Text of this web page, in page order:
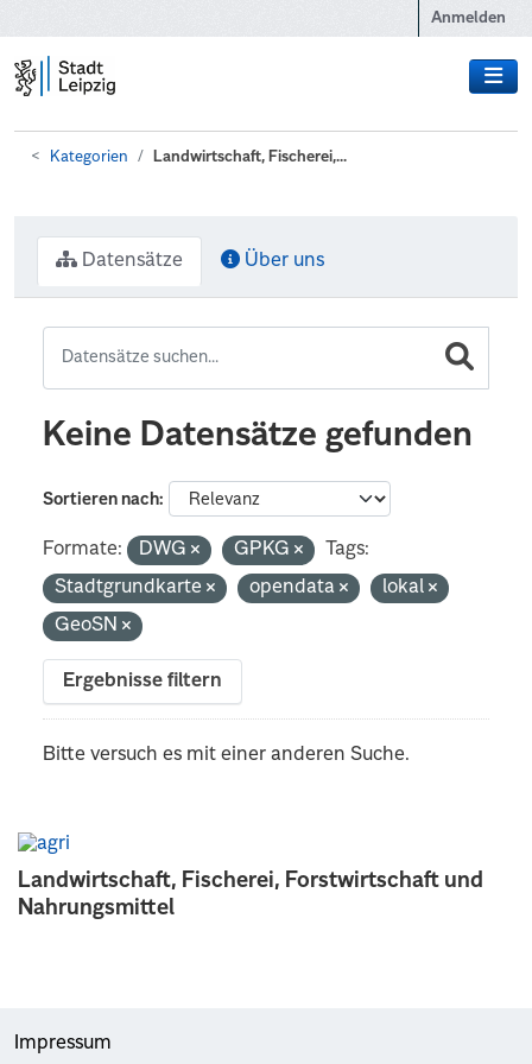
Anmelden
Kategorien Landwirtschaft, Fischerei,...
Landwirtschaft, Fischerei, Forstwirtschaft und
Nahrungsmittel
Datensätze Über uns
Keine Datensätze gefunden
Sortieren nach
Formate: DWG GPKG
Tags:
Stadtgrundkarte
opendata
lokal
GeoSN
Ergebnisse filtern
Bitte versuch es mit einer anderen Suche.
Impressum